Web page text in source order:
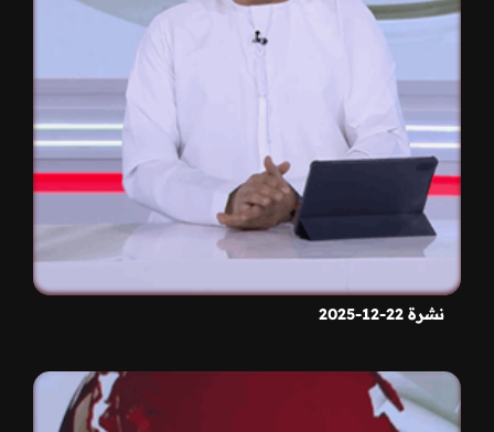
نشرة 22-12-2025